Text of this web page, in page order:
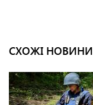
СХОЖІ НОВИНИ